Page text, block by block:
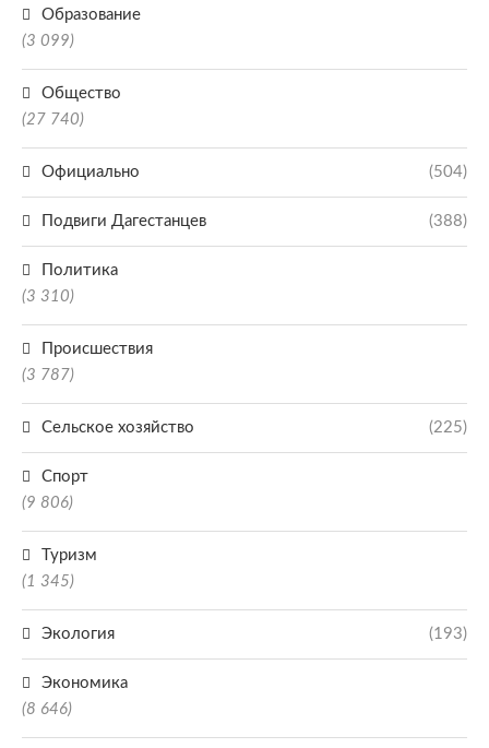
Образование
(3 099)
Общество
(27 740)
Официально (504)
Подвиги Дагестанцев (388)
Политика
(3 310)
Происшествия
(3 787)
Сельское хозяйство (225)
Спорт
(9 806)
Туризм
(1 345)
Экология (193)
Экономика
(8 646)